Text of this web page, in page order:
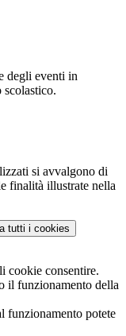
degli eventi in
scolastico.
si avvalgono di
finalità illustrate nella
tutti i cookies
cookie consentire.
il funzionamento della
funzionamento potete